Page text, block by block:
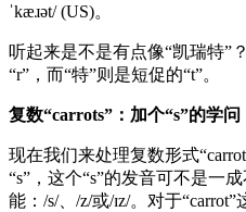
ˈkæɹət/ (US)。
听起来是不是有点像“凯瑞特”
“r”，而“特”则是短促的“t”。
复数“carrots”：加个“s”的学问
现在我们来处理复数形式
“s”，这个“s”的发音可不是一
能：/s/、/z/或/ɪz/。对于